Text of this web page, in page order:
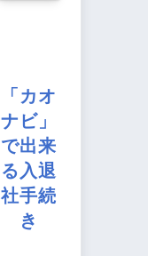
「カオ
ナビ」
で出来
る入退
社手続
き